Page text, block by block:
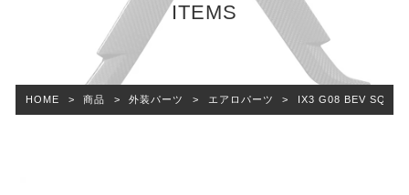
ITEMS
HOME > 商品 > 外装パーツ > エアロパーツ > IX3 G08 BEV SQス